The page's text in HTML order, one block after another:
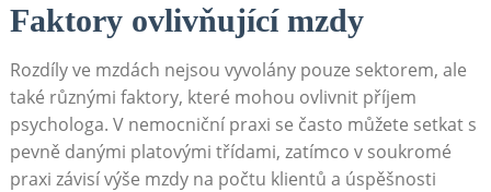
Faktory ovlivňující mzdy
Rozdíly ve mzdách nejsou vyvolány pouze sektorem, ale
také různými faktory, které mohou ovlivnit příjem
psychologa. V nemocniční praxi se často můžete setkat s
pevně danými platovými třídami, zatímco v soukromé
praxi závisí výše mzdy na počtu klientů a úspěšnosti